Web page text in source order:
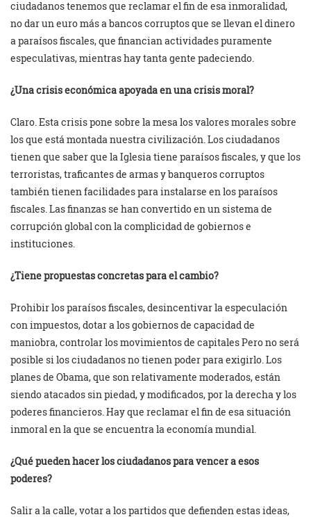
ciudadanos tenemos que reclamar el fin de esa inmoralidad,
no dar un euro más a bancos corruptos que se llevan el dinero
a paraísos fiscales, que financian actividades puramente
especulativas, mientras hay tanta gente padeciendo.
¿Una crisis económica apoyada en una crisis moral?
Claro. Esta crisis pone sobre la mesa los valores morales sobre
los que está montada nuestra civilización. Los ciudadanos
tienen que saber que la Iglesia tiene paraísos fiscales, y que los
terroristas, traficantes de armas y banqueros corruptos
también tienen facilidades para instalarse en los paraísos
fiscales. Las finanzas se han convertido en un sistema de
corrupción global con la complicidad de gobiernos e
instituciones.
¿Tiene propuestas concretas para el cambio?
Prohibir los paraísos fiscales, desincentivar la especulación
con impuestos, dotar a los gobiernos de capacidad de
maniobra, controlar los movimientos de capitales Pero no será
posible si los ciudadanos no tienen poder para exigirlo. Los
planes de Obama, que son relativamente moderados, están
siendo atacados sin piedad, y modificados, por la derecha y los
poderes financieros. Hay que reclamar el fin de esa situación
inmoral en la que se encuentra la economía mundial.
¿Qué pueden hacer los ciudadanos para vencer a esos
poderes?
Salir a la calle, votar a los partidos que defienden estas ideas,